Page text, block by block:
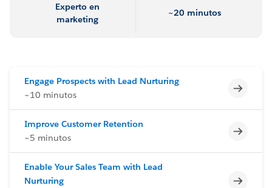
Experto en
marketing
~20 minutos
Engage Prospects with Lead Nurturing
~10 minutos
Improve Customer Retention
~5 minutos
Enable Your Sales Team with Lead
Nurturing